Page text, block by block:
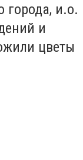
города, и.о.
и
цветы